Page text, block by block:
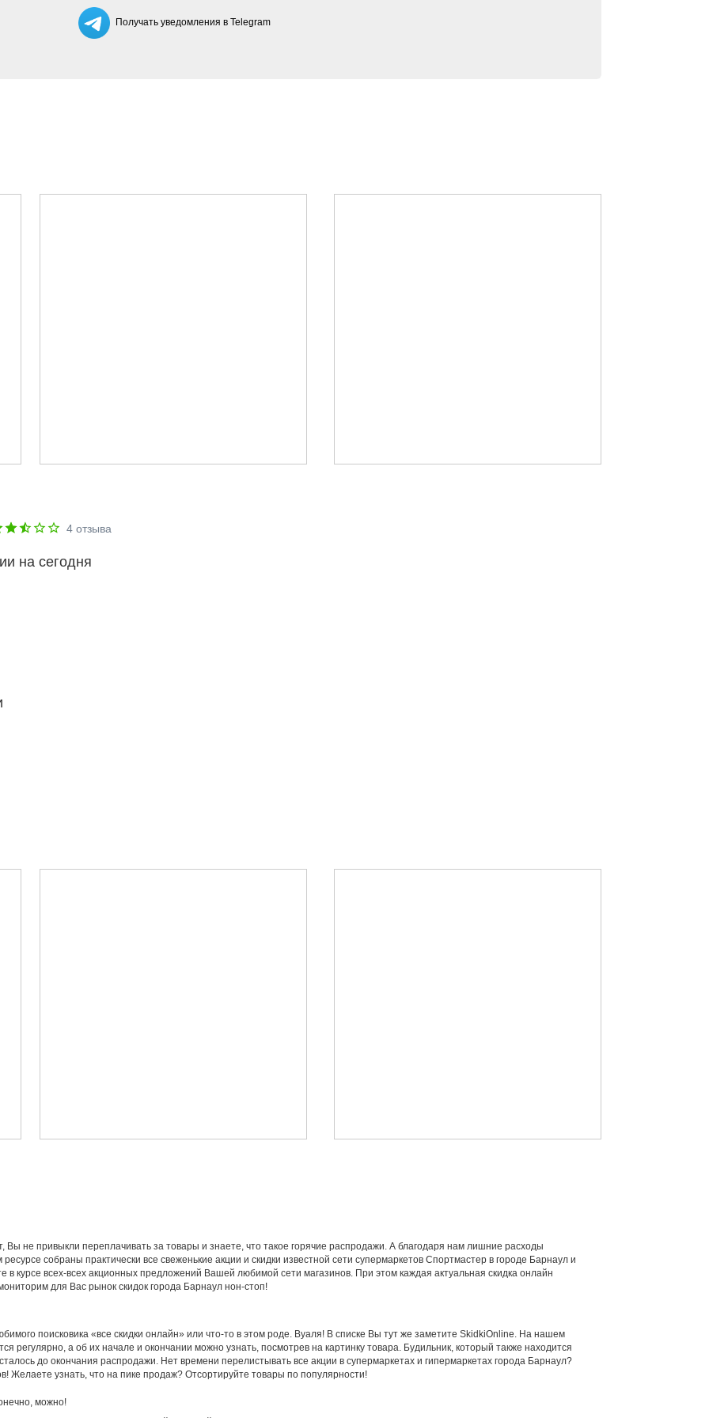
Получать уведомления в Telegram
4отзыва
на сегодня
не привыкли переплачивать за товары и знаете, что такое горячие распродажи. А благодаря нам лишние расходы
собраны практически все свеженькие акции и скидки известной сети супермаркетов Спортмастер в городе Барнаул и
в курсе всех-всех акционных предложений Вашей любимой сети магазинов. При этом каждая актуальная скидка онлайн
для Вас рынок скидок города Барнаул нон-стоп!
поисковика «все скидки онлайн» или что-то в этом роде. Вуаля! В списке Вы тут же заметите SkidkiOnline. На нашем
регулярно, а об их начале и окончании можно узнать, посмотрев на картинку товара. Будильник, который также находится
до окончания распродажи. Нет времени перелистывать все акции в супермаркетах и гипермаркетах города Барнаул?
Желаете узнать, что на пике продаж? Отсортируйте товары по популярности!
можно!